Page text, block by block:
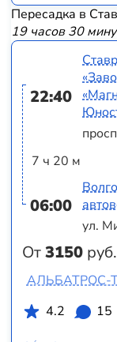
Пересадка в
19 часов 30
22:40
7 ч 20 м
06:00
От3150 руб.
ул.
АЛЬБАТРОС-
4.2
15